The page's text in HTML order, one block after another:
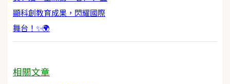
顯科創教育成果，閃耀國際
舞台！✨🌍
相關文章